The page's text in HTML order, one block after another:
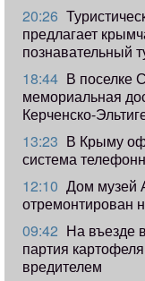
20:26
предлагает
познавательный
18:44 В поселке
мемориальная
Керченско-
13:23 В Крыму
система
12:10 Дом музей
отремонтирован
09:42 ​На въезде
партия
вредителем